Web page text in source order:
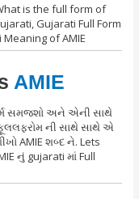
is the full form of
Gujarati Full Form
of AMIE
AMIE
સમજશો અને એની સાથે
ની સાથે સાથે એ
AMIE શબ્દ ને. Lets
નું gujarati માં Full